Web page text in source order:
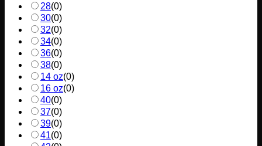
28(0)
30(0)
32(0)
34(0)
36(0)
38(0)
14 oz(0)
16 oz(0)
40(0)
37(0)
39(0)
41(0)